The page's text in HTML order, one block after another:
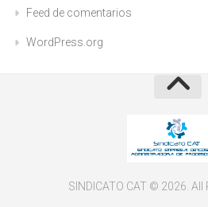
Feed de comentarios
WordPress.org
SINDICATO CAT © 2026. All